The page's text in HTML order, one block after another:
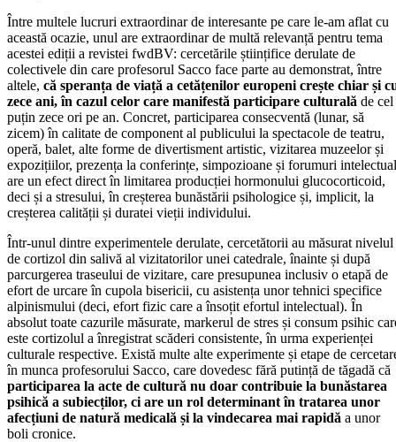
Între multele lucruri extraordinar de interesante pe care le-am aflat cu
această ocazie, unul are extraordinar de multă relevanță pentru tema
acestei ediții a revistei fwdBV: cercetările științifice derulate de
colectivele din care profesorul Sacco face parte au demonstrat, între
altele, că speranța de viață a cetățenilor europeni crește chiar și
zece ani, în cazul celor care manifestă participare culturală de cel
puțin zece ori pe an. Concret, participarea consecventă (lunar, să
zicem) în calitate de component al publicului la spectacole de teatru,
operă, balet, alte forme de divertisment artistic, vizitarea muzeelor și
expozițiilor, prezența la conferințe, simpozioane și forumuri
are un efect direct în limitarea producției hormonului glucocorticoid,
deci și a stresului, în creșterea bunăstării psihologice și, implicit, la
creșterea calității și duratei vieții individului.
Într-unul dintre experimentele derulate, cercetătorii au măsurat nivelul
de cortizol din salivă al vizitatorilor unei catedrale, înainte și după
parcurgerea traseului de vizitare, care presupunea inclusiv o etapă de
efort de urcare în cupola bisericii, cu asistența unor tehnici specifice
alpinismului (deci, efort fizic care a însoțit efortul intelectual). În
absolut toate cazurile măsurate, markerul de stres și consum psihic
este cortizolul a înregistrat scăderi consistente, în urma experienței
culturale respective. Există multe alte experimente și etape de
în munca profesorului Sacco, care dovedesc fără putință de tăgadă că
participarea la acte de cultură nu doar contribuie la bunăstarea
psihică a subiecților, ci are un rol determinant în tratarea unor
afecțiuni de natură medicală și la vindecarea mai rapidă a unor
boli cronice.